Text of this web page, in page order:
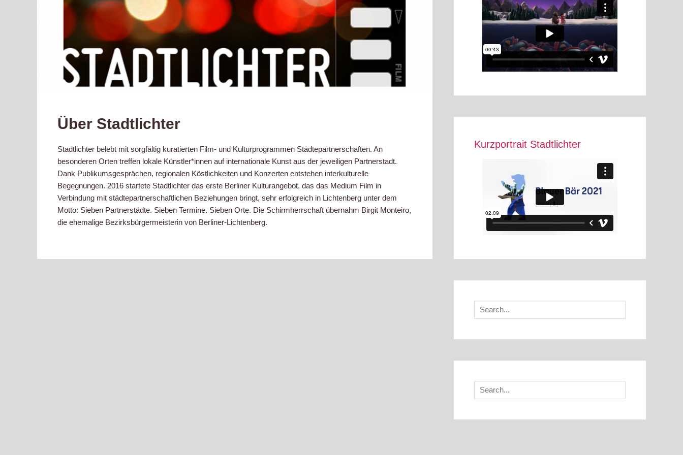
Über Stadtlichter
Stadtlichter belebt mit sorgfältig kuratierten Film- und Kulturprogrammen Städtepartnerschaften. An
besonderen Orten treffen lokale Künstler*innen auf internationale Kunst aus der jeweiligen Partnerstadt.
Dank Publikumsgesprächen, regionalen Köstlichkeiten und Konzerten entstehen interkulturelle
Begegnungen. 2016 startete Stadtlichter das erste Berliner Kulturangebot, das das Medium Film in
Verbindung mit städtepartnerschaftlichen Beziehungen bringt, sehr erfolgreich in Lichtenberg unter dem
Motto: Sieben Partnerstädte. Sieben Termine. Sieben Orte. Die Schirmherrschaft übernahm Birgit Monteiro,
die ehemalige Bezirksbürgermeisterin von Berliner-Lichtenberg.
Kurzportrait Stadtlichter
Search
for:
Search
for: